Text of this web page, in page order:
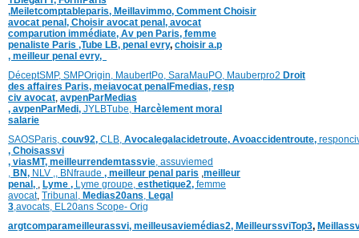
,Meiletcomptableparis, Meillavimmo, Comment Choisir
avocat penal, Choisir avocat penal, avocat
comparution immédiate, Av pen Paris, femme
penaliste Paris ,Tube LB, penal evry, choisir a.p
, meilleur penal evry,
DéceptSMP, SMPOrigin, MaubertPo, SaraMauPO, Mauberpro2 Droit
des affaires Paris, meiavocat penalFmedias, resp
civ avocat, avpenParMedias
, avpenParMedi, JYLBTube, Harcèlement moral
salarie
SAOSParis, couv92, CLB, Avocalegalacidetroute, Avoaccidentroute,
, Choisassvi
, viasMT, meilleurrendemtassvie, assuviemed
, BN, NLV ,, BNfraude , meilleur penal paris ,meilleur
penal, , Lyme , Lyme groupe, esthetique2, femme
avocat, Tribunal, Medias20ans, Legal
3,avocats, EL20ans Scope- Orig
argtcomparameilleurassvi, meilleusaviemédias2, MeilleurssviTop3,